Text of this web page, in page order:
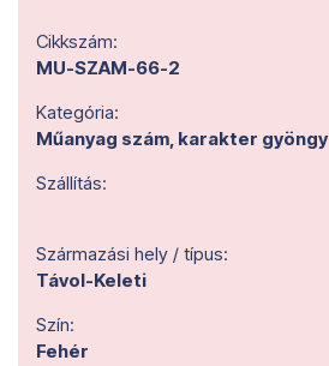
Cikkszám:
MU-SZAM-66-2
Kategória:
Műanyag szám, karakter gyöngy
Szállítás:
Származási hely / típus:
Távol-Keleti
Szín:
Fehér